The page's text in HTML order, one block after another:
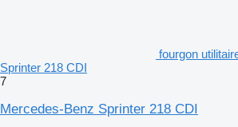
fourgon
Sprinter 218 CDI
7
Mercedes-Benz Sprinter 218 CDI